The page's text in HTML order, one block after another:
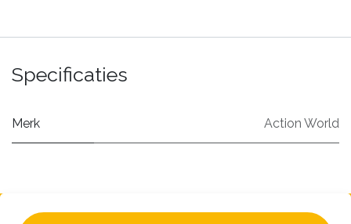
Specificaties
Merk Action World